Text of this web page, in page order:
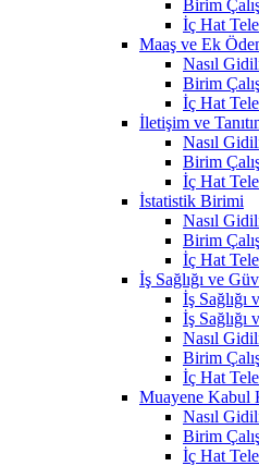
Birim
İç Hat
Maaş ve Ek
Nasıl
Birim
İç Hat
İletişim ve
Nasıl
Birim
İç Hat
İstatistik Birimi
Nasıl
Birim
İç Hat
İş Sağlığı ve
İş Sağlığı
İş Sağlığı
Nasıl
Birim
İç Hat
Muayene Kabul
Nasıl
Birim
İç Hat